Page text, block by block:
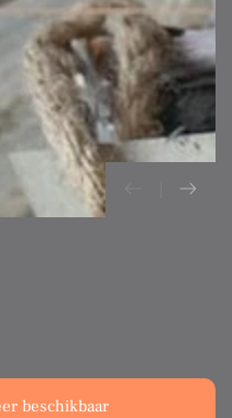
beschikbaar